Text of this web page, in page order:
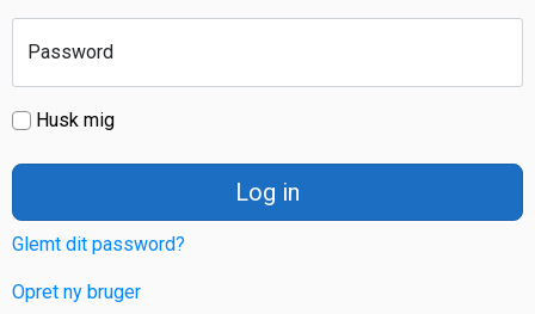
Password
Husk mig
Log in
Glemt dit password?
Opret ny bruger